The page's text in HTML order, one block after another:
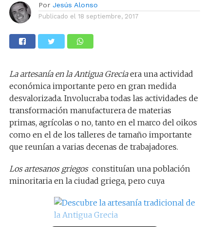
Por Jesús Alonso
Publicado el 18 septiembre, 2017
La artesanía en la Antigua Greciaera una actividad
económica importante pero en gran medida
desvalorizada. Involucraba todas las actividades de
transformación manufacturera de materias
primas, agrícolas o no, tanto en el marco del oikos
como en el de los talleres de tamaño importante
que reunían a varias decenas de trabajadores.
Los artesanos griegosconstituían una población
minoritaria en la ciudad griega, pero cuya